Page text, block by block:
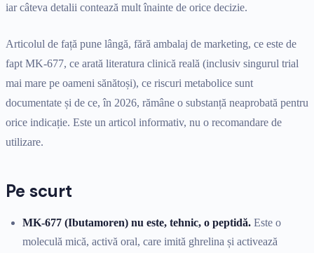
iar câteva detalii contează mult înainte de orice decizie.
Articolul de față pune lângă, fără ambalaj de marketing, ce este de
fapt MK-677, ce arată literatura clinică reală (inclusiv singurul trial
mai mare pe oameni sănătoși), ce riscuri metabolice sunt
documentate și de ce, în 2026, rămâne o substanță neaprobată pentru
orice indicație. Este un articol informativ, nu o recomandare de
utilizare.
Pe scurt
MK-677 (Ibutamoren) nu este, tehnic, o peptidă. Este o
moleculă mică, activă oral, care imită ghrelina și activează